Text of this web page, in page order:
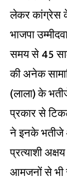
लेकर कांग्रेस
भाजपा
समय से 45
की अनेक
(लाला) के
प्रकार से
ने इनके भतीजे
प्रत्याशी
आमजनों से भी